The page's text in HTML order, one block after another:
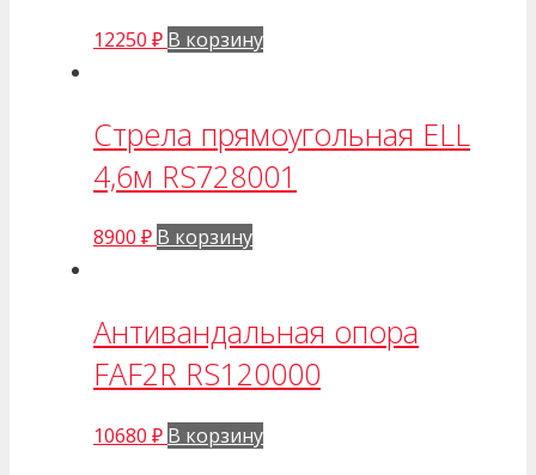
12250 ₽ В корзину
Стрела прямоугольная ELL
4,6м RS728001
8900 ₽ В корзину
Антивандальная опора
FAF2R RS120000
10680 ₽ В корзину